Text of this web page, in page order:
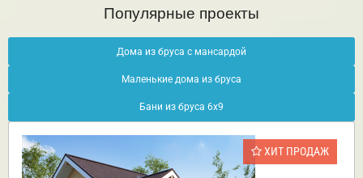
Популярные проекты
Дома из бруса с мансардой
Маленькие дома из бруса
Бани из бруса 6х9
ХИТ ПРОДАЖ